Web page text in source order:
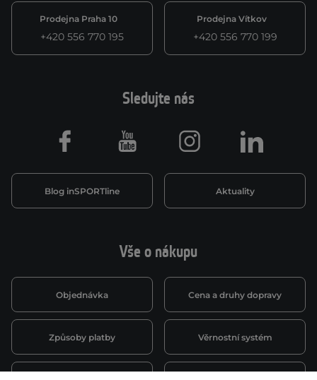
Prodejna Praha 10
+420 556 770 195
Prodejna Vítkov
+420 556 770 199
Vše o nákupu
Objednávka Cena a druhy dopravy
Způsoby platby Věrnostní systém
Sledujte nás
Blog inSPORTline Aktuality
Facebook Youtube Instagram LinkedIn